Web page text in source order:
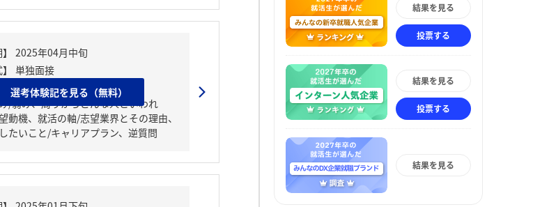
・課題】
/弱み、周りからどんな人といわれ
動機、就活の軸/志望業界とその理由、
たいこと/キャリアプラン、逆質問
選考体験記を見る（無料）
結果を見る
投票する
結果を見る
投票する
結果を見る